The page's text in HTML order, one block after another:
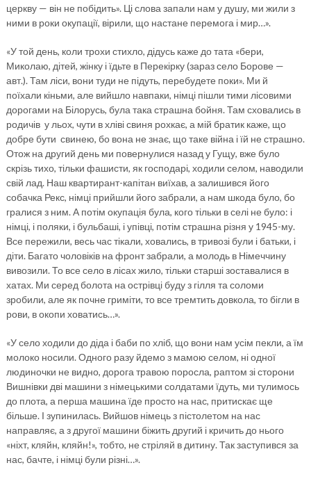
церкву — він не побідить». Ці слова запали нам у душу, ми жили з
ними в роки окупації, вірили, що настане перемога і мир…».
«У той день, коли трохи стихло, дідусь каже до тата «бери,
Миколаю, дітей, жінку і їдьте в Перекірку (зараз село Борове —
авт.). Там ліси, вони туди не підуть, перебудете поки». Ми й
поїхали кіньми, але вийшло навпаки, німці пішли тими лісовими
дорогами на Білорусь, була така страшна бойня. Там сховались в
родичів у льох, чути в хліві свиня рохкає, а мій братик каже, що
добре бути свинею, бо вона не знає, що таке війна і їй не страшно.
Отож на другий день ми повернулися назад у Гущу, вже було
скрізь тихо, тільки фашисти, як господарі, ходили селом, наводили
свій лад. Наш квартирант-капітан виїхав, а залишився його
собачка Рекс, німці прийшли його забрали, а нам шкода було, бо
гралися з ним. А потім окупація була, кого тільки в селі не було: і
німці, і поляки, і бульбаші, і упівці, потім страшна різня у 1945-му.
Все пережили, весь час тікали, ховались, в тривозі були і батьки, і
діти. Багато чоловіків на фронт забрали, а молодь в Німеччину
вивозили. То все село в лісах жило, тільки старші зоставалися в
хатах. Ми серед болота на острівці буду з гілля та соломи
зробили, але як почне гриміти, то все тремтить довкола, то бігли в
рови, в окопи ховатись…».
«У село ходили до діда і баби по хліб, що вони нам усім пекли, а їм
молоко носили. Одного разу йдемо з мамою селом, ні одної
людиночки не видно, дорога травою поросла, раптом зі сторони
Вишнівки дві машини з німецькими солдатами їдуть, ми тулимось
до плота, а перша машина їде просто на нас, притискає ще
більше. І зупинилась. Вийшов німець з пістолетом на нас
направляє, а з другої машини біжить другий і кричить до нього
«ніхт, кляйн, кляйн!», тобто, не стріляй в дитину. Так заступився за
нас, бачте, і німці були різні…».